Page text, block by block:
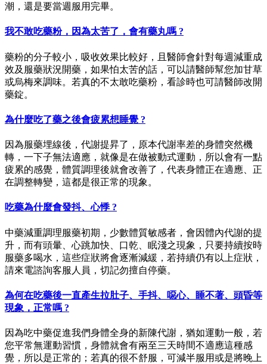
潮，還是要當週服用完畢。
我不敢吃藥粉，因為太苦了，會有藥丸嗎 ?
藥粉的分子較小，吸收效果比較好，且醫師會針對每週減重成
效及服藥狀況開藥，如果怕太苦的話，可以請醫師幫您加甘草
或烏梅來調味。若真的不太敢吃藥粉，看診時也可請醫師改開
藥錠。
為什麼吃了藥之後會疲累想睡覺 ?
因為服藥埋線後，代謝提昇了，原本代謝率差的身體突然機
轉，一下子無法適應，就像是在做被動式運動，所以會有一點
疲累的感覺，體質調理後就會改善了，代表身體正在適應、正
在調整轉變，這都是很正常的現象。
吃藥為什麼會發抖、心悸 ?
中藥減重調理服藥初期，少數體質敏感者，會因體內代謝的提
升，而有頭暈、心跳加快、口乾、眠淺之現象，只要持續按時
服藥多喝水，這些症狀將會逐漸減緩，若持續仍有以上症狀，
請來電諮詢客服人員，切記勿擅自停藥。
為何在吃藥後一直產生拉肚子、手抖、噁心、睡不著、頭昏等
現象，正常嗎 ?
因為吃中藥促進我們身體全身的新陳代謝，猶如運動一般，若
您平常無運動習慣，身體就會有兩至三天時間不適應這種感
覺，所以是正常的；若真的很不舒服，可減半服用或是將晚上